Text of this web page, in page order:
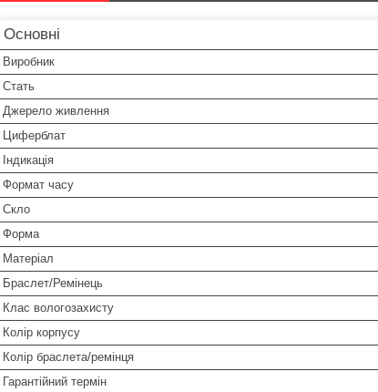
Основні
Виробник
Стать
Джерело живлення
Циферблат
Індикація
Формат часу
Скло
Форма
Матеріал
Браслет/Ремінець
Клас вологозахисту
Колір корпусу
Колір браслета/ремінця
Гарантійний термін